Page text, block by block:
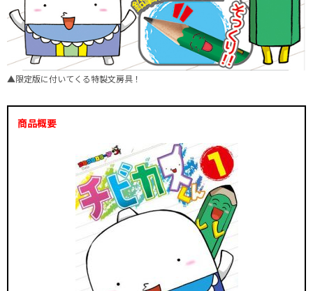
▲限定版に付いてくる特製文房具！
商品概要